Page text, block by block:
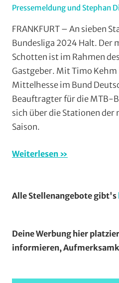
Pressemeldung und Stephan
FRANKFURT – An sieben
Bundesliga 2024 Halt. Der
Schotten ist im Rahmen
Gastgeber. Mit Timo
Mittelhesse im Bund
Beauftragter für die MTB-
sich über die Stationen der
Saison.
Weiterlesen
Alle Stellenangebote gibt's
Deine Werbung hier
informieren,